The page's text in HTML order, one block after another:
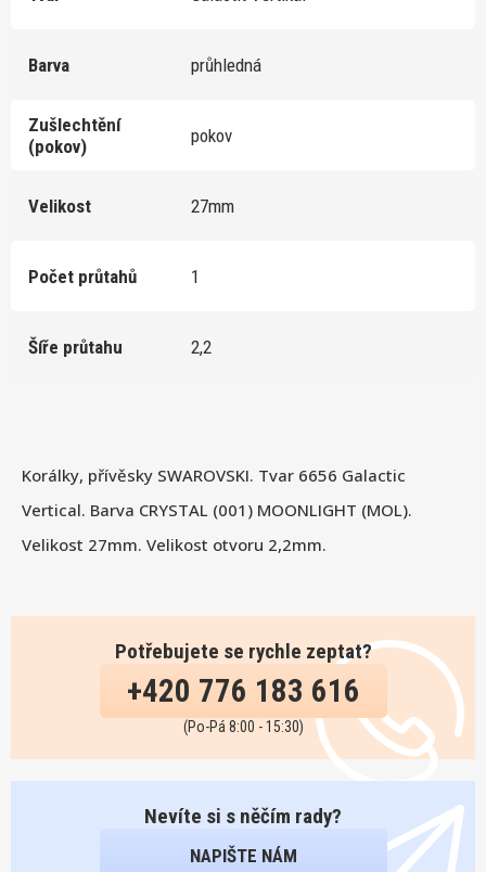
Korálky, přívěsky SWAROVSKI. Tvar 6656 Galactic
Vertical. Barva CRYSTAL (001) MOONLIGHT (MOL).
Velikost 27mm. Velikost otvoru 2,2mm.
Potřebujete se rychle zeptat?
+420 776 183 616
(Po-Pá 8:00 - 15:30)
Nevíte si s něčím rady?
NAPIŠTE NÁM
Barva průhledná
Zušlechtění
(pokov)
pokov
Velikost 27mm
Počet průtahů 1
Šíře průtahu 2,2